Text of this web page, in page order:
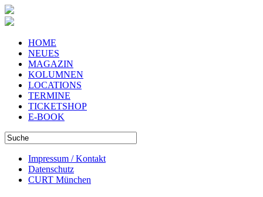
HOME
NEUES
MAGAZIN
KOLUMNEN
LOCATIONS
TERMINE
TICKETSHOP
E-BOOK
Impressum / Kontakt
Datenschutz
CURT München